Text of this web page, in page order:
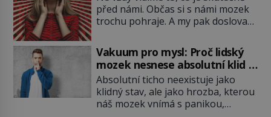
dálku“ a dlouhá desetiletí věří, že
musí existovat jednodušší
však ukazují, že kvantový svět
funguje jinak, než […]
před námi. Občas si s námi mozek
trochu pohraje. A my pak doslova
vznikají ty nejpodivnější optické
iluze? Soustřeď se na to hlavní!
TROXLERŮV EFEKT Náš mozek
zvládne zpracovat hodně informací.
Všechny na světě ale nikoliv, musí
si vybírat! Jak to dělá? Když se […]
Vakuum pro mysl: Proč lidský
mozek nesnese absolutní klid a
začne si vymýšlet horory
Absolutní ticho neexistuje jako
klidný stav, ale jako hrozba, kterou
náš mozek vnímá s panikou,